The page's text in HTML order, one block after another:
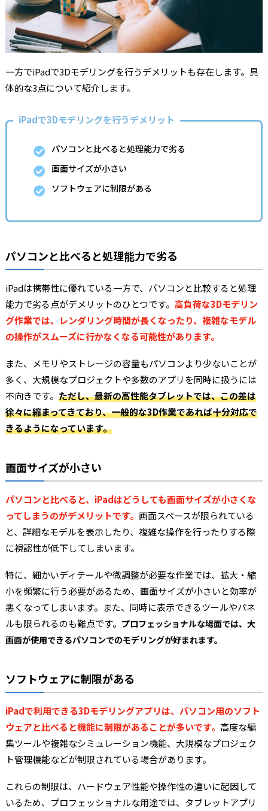
一方でiPadで3Dモデリングを行うデメリットも存在します。具
体的な3点について紹介します。
iPadで3Dモデリングを行うデメリット
パソコンと比べると処理能力で劣る
画面サイズが小さい
ソフトウェアに制限がある
パソコンと比べると処理能力で劣る
iPadは携帯性に優れている一方で、パソコンと比較すると処理
能力で劣る点がデメリットのひとつです。 高負荷な3Dモデリン
グ作業では、レンダリング時間が長くなったり、複雑なモデル
の操作がスムーズに行かなくなる可能性があります。
また、メモリやストレージの容量もパソコンより少ないことが
多く、大規模なプロジェクトや多数のアプリを同時に扱うには
不向きです。 ただし、最新の高性能タブレットでは、この差は
徐々に縮まってきており、一般的な3D作業であれば十分対応で
きるようになっています。
画面サイズが小さい
パソコンと比べると、iPadはどうしても画面サイズが小さくな
ってしまうのがデメリットです。 画面スペースが限られている
と、詳細なモデルを表示したり、複雑な操作を行ったりする際
に視認性が低下してしまいます。
特に、細かいディテールや微調整が必要な作業では、拡大・縮
小を頻繁に行う必要があるため、画面サイズが小さいと効率が
悪くなってしまいます。また、同時に表示できるツールやパネ
ルも限られるのも難点です。 プロフェッショナルな場面では、大
画面が使用できるパソコンでのモデリングが好まれます。
ソフトウェアに制限がある
iPadで利用できる3Dモデリングアプリは、パソコン用のソフト
ウェアと比べると機能に制限があることが多いです。 高度な編
集ツールや複雑なシミュレーション機能、大規模なプロジェク
ト管理機能などが制限されている場合があります。
これらの制限は、ハードウェア性能や操作性の違いに起因して
いるため、プロフェッショナルな用途では、タブレットアプリ